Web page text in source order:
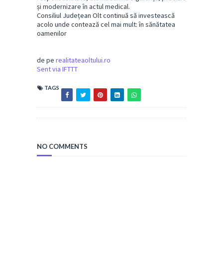
și modernizare în actul medical.
Consiliul Județean Olt continuă să investească
acolo unde contează cel mai mult: în sănătatea
oamenilor
de pe realitateaoltului.ro
Sent via IFTTT
TAGS
NO COMMENTS